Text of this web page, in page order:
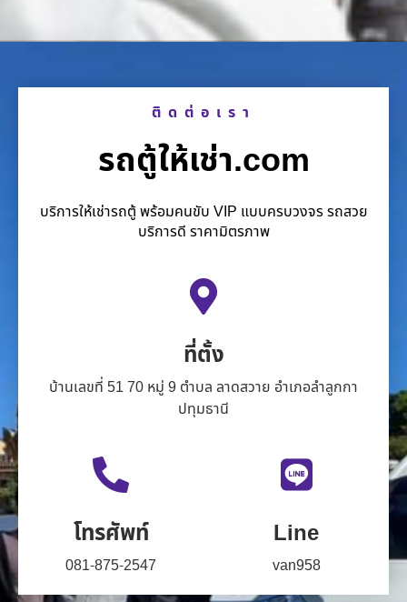
ติดต่อเรา
รถตู้ให้เช่า.com
บริการให้เช่ารถตู้ พร้อมคนขับ VIP แบบครบวงจร รถสวย
บริการดี ราคามิตรภาพ
ที่ตั้ง
บ้านเลขที่ 51 70 หมู่ 9 ตำบล ลาดสวาย อำเภอลำลูกกา
ปทุมธานี
โทรศัพท์
081-875-2547
Line
van958